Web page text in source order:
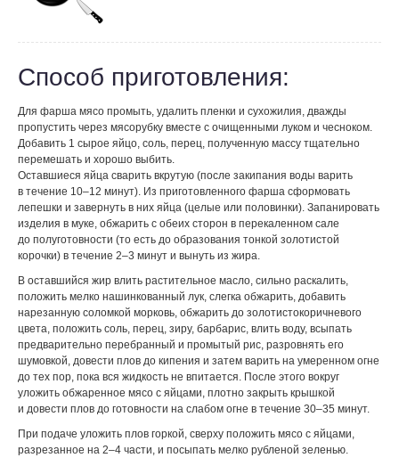
Способ приготовления:
Для фарша мясо промыть, удалить пленки и сухожилия, дважды
пропустить через мясорубку вместе с очищенными луком и чесноком.
Добавить 1 сырое яйцо, соль, перец, полученную массу тщательно
перемешать и хорошо выбить.
Оставшиеся яйца сварить вкрутую (после закипания воды варить
в течение 10–12 минут). Из приготовленного фарша сформовать
лепешки и завернуть в них яйца (целые или половинки). Запанировать
изделия в муке, обжарить с обеих сторон в перекаленном сале
до полуготовности (то есть до образования тонкой золотистой
корочки) в течение 2–3 минут и вынуть из жира.
В оставшийся жир влить растительное масло, сильно раскалить,
положить мелко нашинкованный лук, слегка обжарить, добавить
нарезанную соломкой морковь, обжарить до золотистокоричневого
цвета, положить соль, перец, зиру, барбарис, влить воду, всыпать
предварительно перебранный и промытый рис, разровнять его
шумовкой, довести плов до кипения и затем варить на умеренном огне
до тех пор, пока вся жидкость не впитается. После этого вокруг
уложить обжаренное мясо с яйцами, плотно закрыть крышкой
и довести плов до готовности на слабом огне в течение 30–35 минут.
При подаче уложить плов горкой, сверху положить мясо с яйцами,
разрезанное на 2–4 части, и посыпать мелко рубленой зеленью.